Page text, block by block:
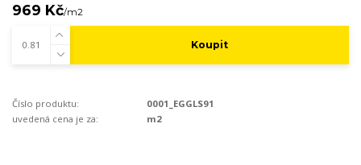
969 Kč/m2
Koupit
Číslo produktu:
0001_EGGLS91
uvedená cena je za:
m2